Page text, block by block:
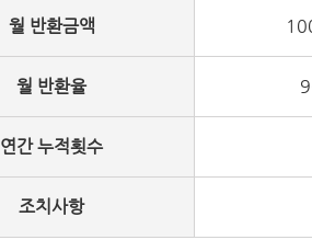
월 반환금액
월 반환율
연간 누적횟수
조치사항